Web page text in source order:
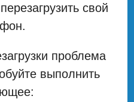
свой
проблема
выполнить